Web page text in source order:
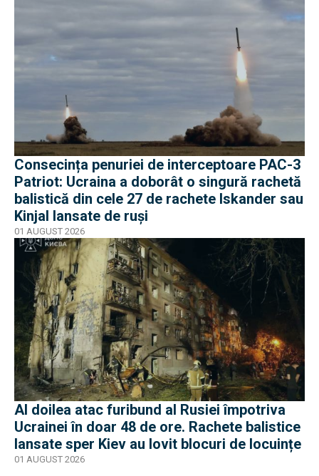
Consecința penuriei de interceptoare PAC-3
Patriot: Ucraina a doborât o singură rachetă
balistică din cele 27 de rachete Iskander sau
Kinjal lansate de ruși
01 AUGUST 2026
Al doilea atac furibund al Rusiei împotriva
Ucrainei în doar 48 de ore. Rachete balistice
lansate sper Kiev au lovit blocuri de locuințe
01 AUGUST 2026